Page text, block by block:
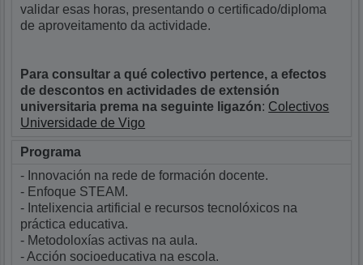
validar esas horas, presentando o certificado/diploma
de aproveitamento da actividade.
Para consultar a qué colectivo pertence, a efectos
de descontos en actividades de extensión
universitaria prema na seguinte ligazón: Colectivos
Universidade de Vigo
Programa
- Innovación na rede de formación docente.
- Enfoque STEAM.
- Intelixencia artificial e recursos tecnolóxicos na
práctica educativa.
- Metodoloxías activas na aula.
- Acción socioeducativa na escola.